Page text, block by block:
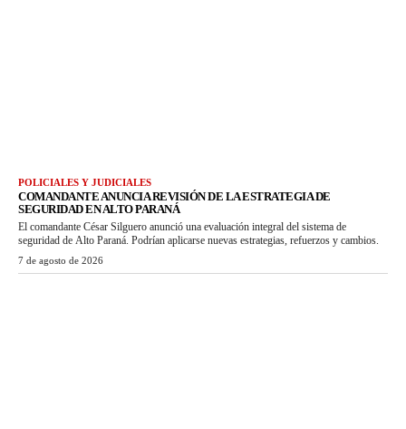
POLICIALES Y JUDICIALES
COMANDANTE ANUNCIA REVISIÓN DE LA ESTRATEGIA DE
SEGURIDAD EN ALTO PARANÁ
El comandante César Silguero anunció una evaluación integral del sistema de
seguridad de Alto Paraná. Podrían aplicarse nuevas estrategias, refuerzos y cambios.
7 de agosto de 2026